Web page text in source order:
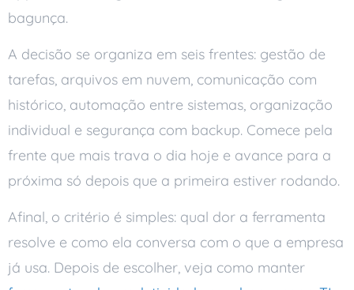
bagunça.
A decisão se organiza em seis frentes: gestão de
tarefas, arquivos em nuvem, comunicação com
histórico, automação entre sistemas, organização
individual e segurança com backup. Comece pela
frente que mais trava o dia hoje e avance para a
próxima só depois que a primeira estiver rodando.
Afinal, o critério é simples: qual dor a ferramenta
resolve e como ela conversa com o que a empresa
já usa. Depois de escolher, veja como manter